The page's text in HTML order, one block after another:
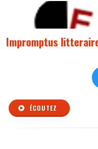
Impromptus
ÉCOUTEZ